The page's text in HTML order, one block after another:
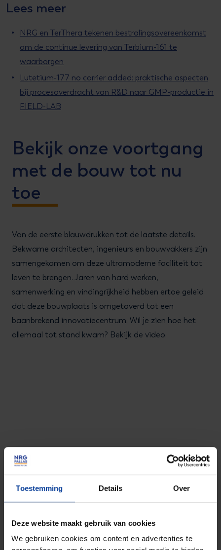
Toestemming Details Over
Deze website maakt gebruik van cookies
We gebruiken cookies om content en advertenties te
Lees meer
NRG en TerThera tekenen bestralingsovereenkomst
om de continue levering van Terbium-161 te
waarborgen
Lutetium-177 no carrier added: praktische aspecten
bij procesoverdracht van R&D naar GMP-productie in
FIELD-LAB
Bekijk onze voortgang
met de bouw tot nu
toe
Van de eerste blauwdrukken tot de laatste details.
Bekwame architecten, ingenieurs en bouwvakkers zijn
samengekomen om deze ultramoderne faciliteit tot
leven te brengen. Jaren van hard werken,
samenwerking en vindingrijkheid hebben ertoe geleid
dat deze bouwplaats is omgetoverd tot een
baanbrekend innovatiecentrum. Wil je zien hoe het
allemaal tot stand kwam? Bekijk de video.
Accepteer marketingcookiesom de video te bekijken
Pause